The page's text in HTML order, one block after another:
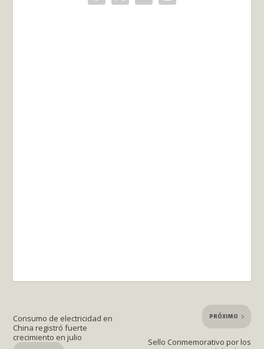
Consumo de electricidad en
China registró fuerte
crecimiento en julio
PRÓXIMO
Sello Conmemorativo por los